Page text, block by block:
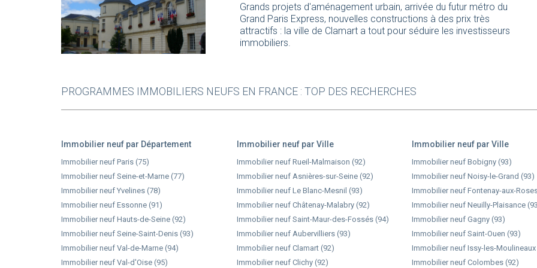
Grands projets d'aménagement urbain, arrivée du futur métro du
Grand Paris Express, nouvelles constructions à des prix très
attractifs : la ville de Clamart a tout pour séduire les investisseurs
immobiliers.
PROGRAMMES IMMOBILIERS NEUFS EN FRANCE : TOP DES RECHERCHES
Immobilier neuf par Département
Immobilier neuf Paris (75)
Immobilier neuf Seine-et-Marne (77)
Immobilier neuf Yvelines (78)
Immobilier neuf Essonne (91)
Immobilier neuf Hauts-de-Seine (92)
Immobilier neuf Seine-Saint-Denis (93)
Immobilier neuf Val-de-Marne (94)
Immobilier neuf Val-d'Oise (95)
Immobilier neuf par Ville
Immobilier neuf Rueil-Malmaison (92)
Immobilier neuf Asnières-sur-Seine (92)
Immobilier neuf Le Blanc-Mesnil (93)
Immobilier neuf Châtenay-Malabry (92)
Immobilier neuf Saint-Maur-des-Fossés (94)
Immobilier neuf Aubervilliers (93)
Immobilier neuf Clamart (92)
Immobilier neuf Clichy (92)
Immobilier neuf par Ville
Immobilier neuf Bobigny (93)
Immobilier neuf Noisy-le-Grand (93)
Immobilier neuf Fontenay-aux-
Immobilier neuf Neuilly-Plaisance
Immobilier neuf Gagny (93)
Immobilier neuf Saint-Ouen (93)
Immobilier neuf Issy-les-Moulineaux
Immobilier neuf Colombes (92)